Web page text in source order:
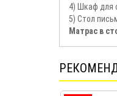
4) Шкаф для
5) Стол
Матрас в